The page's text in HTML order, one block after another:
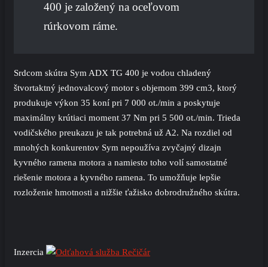
400 je založený na oceľovom
rúrkovom ráme.
Srdcom skútra Sym ADX TG 400 je vodou chladený
štvortaktný jednovalcový motor s objemom 399 cm3, ktorý
produkuje výkon 35 koní pri 7 000 ot./min a poskytuje
maximálny krútiaci moment 37 Nm pri 5 500 ot./min. Trieda
vodičského preukazu je tak potrebná už A2. Na rozdiel od
mnohých konkurentov Sym nepoužíva zvyčajný dizajn
kyvného ramena motora a namiesto toho volí samostatné
riešenie motora a kyvného ramena. To umožňuje lepšie
rozloženie hmotnosti a nižšie ťažisko dobrodružného skútra.
Inzercia